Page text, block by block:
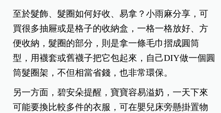
至於髮飾、髮圈如何好收、易拿？小雨麻分享，可
買很多抽屜或是格子的收納盒，一格一格放好、方
便收納，髮圈的部分，則是拿一條毛巾摺成圓筒
型，用襪套或舊襪子把它包起來，自己DIY做一個圓
筒髮圈架，不但相當省錢，也非常環保。
另一方面，碧安朵提醒，寶寶容易溢奶，一天下來
可能要換比較多件的衣服，可在嬰兒床旁懸掛置物